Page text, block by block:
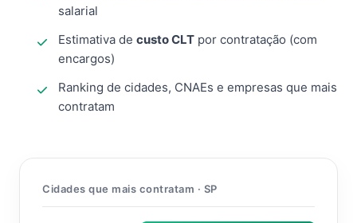
salarial
Estimativa de custo CLT por contratação (com
encargos)
Ranking de cidades, CNAEs e empresas que mais
contratam
Cidades que mais contratam · SP